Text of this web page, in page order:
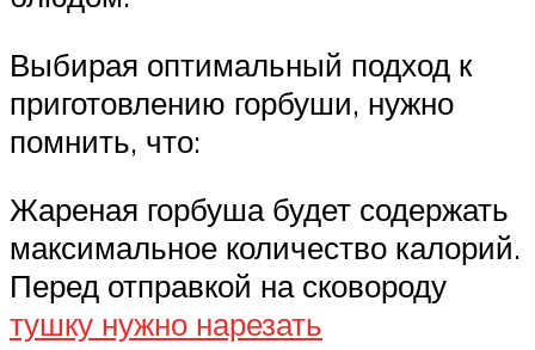
Выбирая оптимальный подход к
приготовлению горбуши, нужно
помнить, что:
Жареная горбуша будет содержать
максимальное количество калорий.
Перед отправкой на сковороду
тушку нужно нарезать